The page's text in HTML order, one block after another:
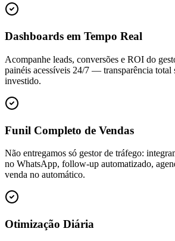
Dashboards em Tempo Real
Acompanhe leads, conversões e ROI do
painéis acessíveis 24/7 — transparência total
investido.
Funil Completo de Vendas
Não entregamos só gestor de tráfego:
no WhatsApp, follow-up automatizado,
venda no automático.
Otimização Diária